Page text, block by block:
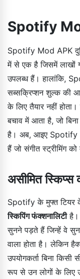
Spotify
Spotify Mod APK
में से एक है जिसमें लाखों
उपलब्ध हैं। हालांकि,
सब्सक्रिप्शन शुल्क की
के लिए तैयार नहीं
बचाव में आता है, जो
है। अब, आइए Spotify
हैं जो संगीत स्ट्रीमिंग
असीमित
Spotify के मुफ्त टियर
स्किपिंग फंक्शनालिटीहै।
सुनने पड़ते हैं जिन्हें वे
वाला होता है। लेकिन
उपयोगकर्ता बिना
रूप से उन लोगों के लिए